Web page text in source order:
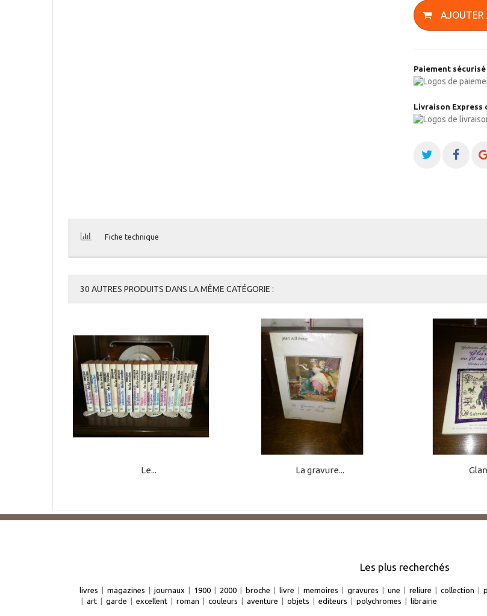
AJOUTER
Paiement sécurisé
Livraison Express
Fiche technique
30 AUTRES PRODUITS DANS LA MÊME CATÉGORIE :
Le... La gravure...
Les plus recherchés
livres | magazines | journaux | 1900 | 2000 | broche | livre | memoires | gravures | une | reliure | collection |
| art | garde | excellent | roman | couleurs | aventure | objets | editeurs | polychromes | librairie